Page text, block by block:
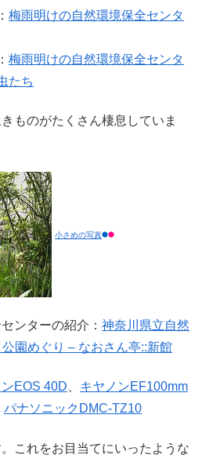
梅雨明けの自然環境保全センタ
梅雨明けの自然環境保全センタ
たち
ものがたくさん棲息していま
小さめの写真
ンターの紹介： 神奈川県立自然
園めぐり – なおさん亭::新館
EOS 40D
キヤノンEF100mm
パナソニックDMC-TZ10
これをお目当てにいったような